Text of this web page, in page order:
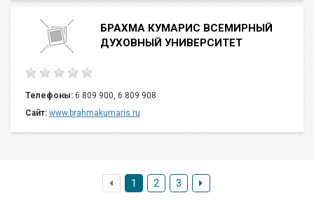
БРАХМА КУМАРИС ВСЕМИРНЫЙ
ДУХОВНЫЙ УНИВЕРСИТЕТ
Телефоны: 6 809 900, 6 809 908
Сайт: www.brahmakumaris.ru
1 2 3